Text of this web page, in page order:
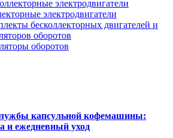
электродвигатели
электродвигатели
бесколлекторных двигателей и
оборотов
оборотов
капсульной кофемашины:
и ежедневный уход